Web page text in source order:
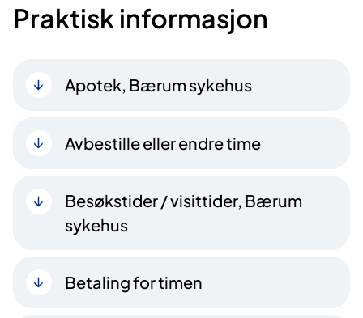
Praktisk informasjon
Apotek, Bærum sykehus
Avbestille eller endre time
Besøkstider / visittider, Bærum
sykehus
Betaling for timen